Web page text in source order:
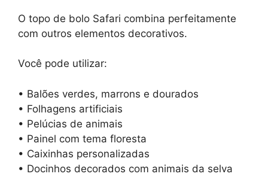
O topo de bolo Safari combina perfeitamente
com outros elementos decorativos.
Você pode utilizar:
• Balões verdes, marrons e dourados
• Folhagens artificiais
• Pelúcias de animais
• Painel com tema floresta
• Caixinhas personalizadas
• Docinhos decorados com animais da selva